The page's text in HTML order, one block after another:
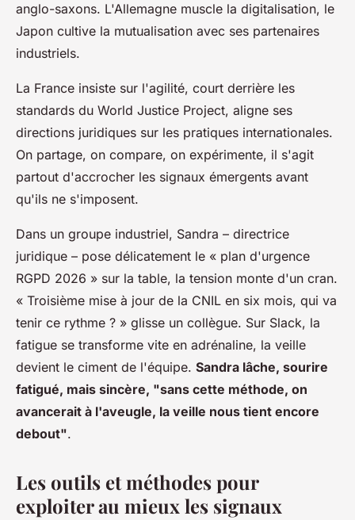
anglo-saxons. L'Allemagne muscle la digitalisation, le
Japon cultive la mutualisation avec ses partenaires
industriels.
La France insiste sur l'agilité, court derrière les
standards du World Justice Project, aligne ses
directions juridiques sur les pratiques internationales.
On partage, on compare, on expérimente, il s'agit
partout d'accrocher les signaux émergents avant
qu'ils ne s'imposent.
Dans un groupe industriel, Sandra – directrice
juridique – pose délicatement le « plan d'urgence
RGPD 2026 » sur la table, la tension monte d'un cran.
« Troisième mise à jour de la CNIL en six mois, qui va
tenir ce rythme ? » glisse un collègue. Sur Slack, la
fatigue se transforme vite en adrénaline, la veille
devient le ciment de l'équipe. Sandra lâche, sourire
fatigué, mais sincère, "sans cette méthode, on
avancerait à l'aveugle, la veille nous tient encore
debout".
Les outils et méthodes pour
exploiter au mieux les signaux